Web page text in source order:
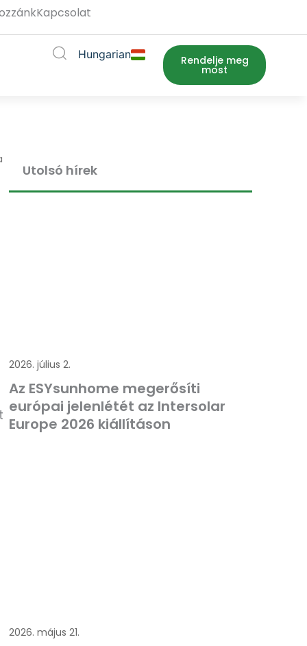
Kapcsolat
Hungarian Rendelje meg
most
Utolsó hírek
2026. július 2.
Az ESYsunhome megerősíti
európai jelenlétét az Intersolar
Europe 2026 kiállításon
2026. május 21.